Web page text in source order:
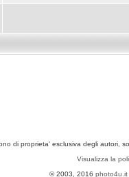
di proprieta' esclusiva degli autori,
Visualizza la
© 2003, 2016 photo4u.it